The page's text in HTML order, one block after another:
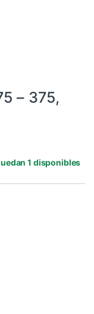
– 375,
1 disponibles